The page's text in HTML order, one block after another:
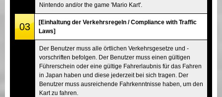
Nintendo and/or the game 'Mario Kart'.
03
[Einhaltung der Verkehrsregeln / Compliance with Traffic
Laws]
Der Benutzer muss alle örtlichen Verkehrsgesetze und -
vorschriften befolgen. Der Benutzer muss einen gültigen
Führerschein oder eine gültige Fahrerlaubnis für das Fahren
in Japan haben und diese jederzeit bei sich tragen. Der
Benutzer muss ausreichende Fahrkenntnisse haben, um den
Kart zu fahren.